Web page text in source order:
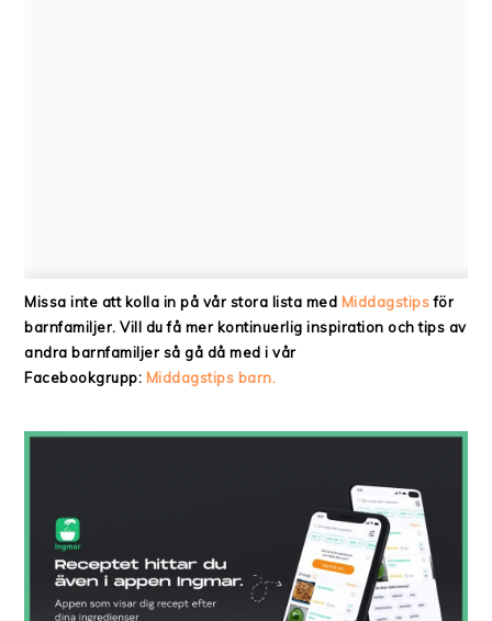
Missa inte att kolla in på vår stora lista med Middagstipsför
barnfamiljer. Vill du få mer kontinuerlig inspiration och tips av
andra barnfamiljer så gå då med i vår
Facebookgrupp: Middagstips barn.